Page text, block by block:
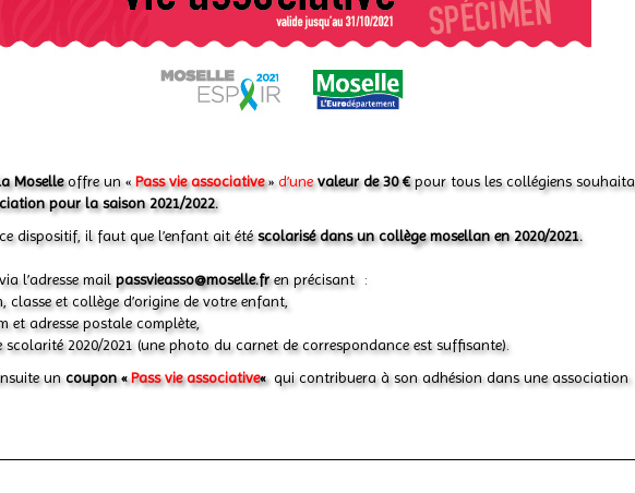
Moselleoffre un «Pass vie associative»d’une valeur de 30 €pour tous les collégiens
pour la saison 2021/2022.
dispositif, il faut que l’enfant ait étéscolarisé dans un collège mosellan en 2020/2021.
l’adresse mailpassvieasso@moselle.fren précisant :
classe et collège d’origine de votre enfant,
et adresse postale complète,
2020/2021 (une photo du carnet de correspondance est suffisante).
uncoupon «Pass vie associative« qui contribuera à son adhésion dans une association